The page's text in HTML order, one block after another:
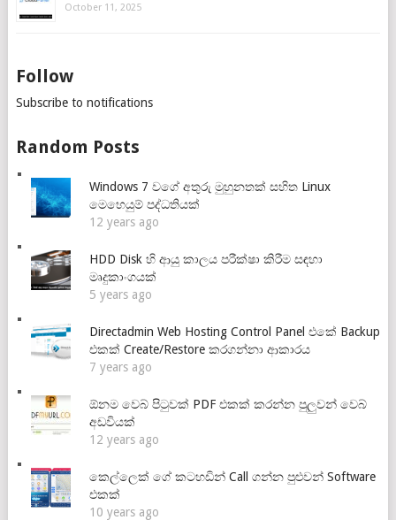
October 11, 2025
Follow
Subscribe to notifications
Random Posts
Windows 7 වගේ අතුරු මුහුනතක් සහිත Linux
මෙහෙයුම් පද්ධතියක්
12 years ago
HDD Disk හි ආයු කාලය පරීක්ෂා කිරීම සඳහා
මෘදුකාංගයක්
5 years ago
Directadmin Web Hosting Control Panel එකේ Backup
එකක් Create/Restore කරගන්නා ආකාරය
7 years ago
ඕනම වෙබ් පිටුවක් PDF එකක් කරන්න පුලුවන් වෙබ්
අඩවියක්
12 years ago
කෙල්ලෙක් ගේ කටහඩින් Call ගන්න පුළුවන් Software
එකක්
10 years ago